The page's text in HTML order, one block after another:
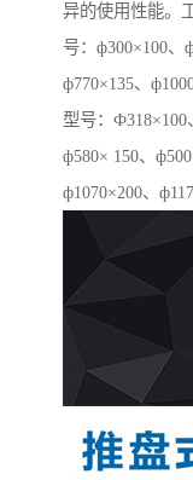
异的使用性能。
号：ф300×100、
ф770×135、
型号：Ф318×100
ф580× 150、
ф1070×200、